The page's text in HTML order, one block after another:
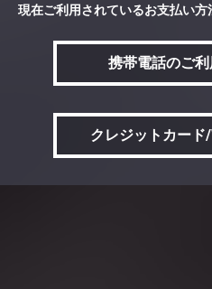
現在ご利用されているお支払い方
携帯電話のご
クレジットカー